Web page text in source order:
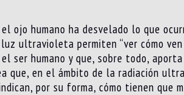
ojo humano ha desvelado lo que
ultravioleta permiten “ver cómo
ser humano y que, sobre todo,
que, en el ámbito de la radiación
por su forma, cómo tienen que